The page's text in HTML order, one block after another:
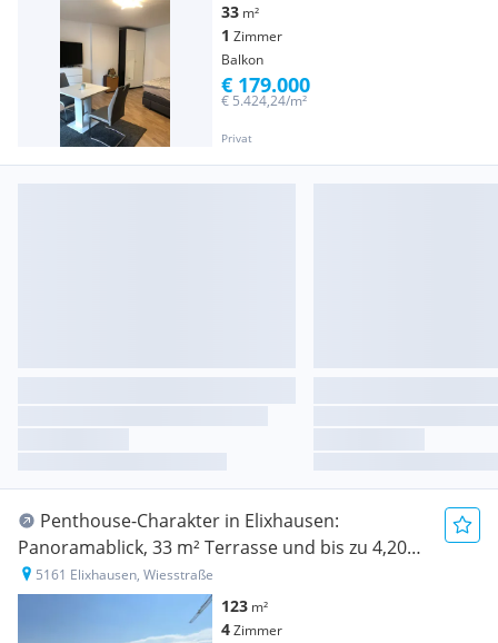
33 m²
1 Zimmer
Balkon
Privat
€ 5.424,24/m²
€ 179.000
Penthouse-Charakter in Elixhausen:
Panoramablick, 33 m² Terrasse und bis zu 4,20
Meter Raumhöhe
5161 Elixhausen, Wiesstraße
123 m²
4Zimmer